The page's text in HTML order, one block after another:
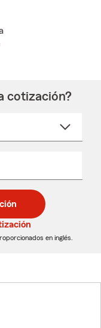
cotización?
en inglés.